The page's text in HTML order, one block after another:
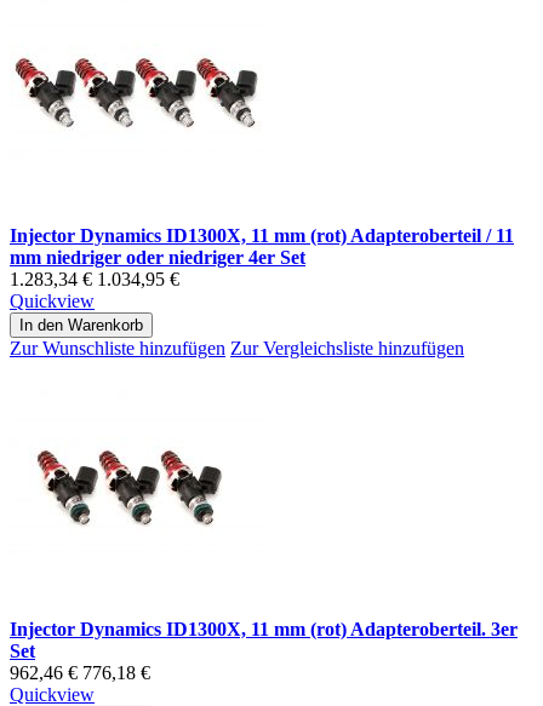
Injector Dynamics ID1300X, 11 mm (rot) Adapteroberteil / 11
mm niedriger oder niedriger 4er Set
1.283,34 € 1.034,95 €
Quickview
In den Warenkorb
Zur Wunschliste hinzufügen Zur Vergleichsliste hinzufügen
Injector Dynamics ID1300X, 11 mm (rot) Adapteroberteil. 3er
Set
962,46 € 776,18 €
Quickview